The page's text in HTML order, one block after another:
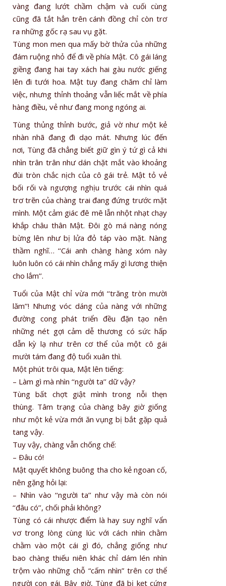
vàng đang lướt chầm chậm và cuối cùng
cũng đã tắt hẳn trên cánh đồng chỉ còn trơ
ra những gốc rạ sau vụ gặt.
Tùng mon men qua mấy bờ thửa của những
đám ruộng nhỏ để đi về phía Mật. Cô gái láng
giềng đang hai tay xách hai gàu nước giếng
lên đi tưới hoa. Mật tuy đang chăm chỉ làm
việc, nhưng thỉnh thoảng vẫn liếc mắt về phía
hàng điều, vẻ như đang mong ngóng ai.
Tùng thủng thỉnh bước, giả vờ như một kẻ
nhàn nhã đang đi dạo mát. Nhưng lúc đến
nơi, Tùng đã chẳng biết giữ gìn ý tứ gì cả khi
nhìn trân trân như dán chặt mắt vào khoảng
đùi tròn chắc nịch của cô gái trẻ. Mật tỏ vẻ
bối rối và ngượng nghịu trước cái nhìn quá
trơ trẽn của chàng trai đang đứng trước mặt
mình. Một cảm giác đê mê lẫn nhột nhạt chạy
khắp châu thân Mật. Đôi gò má nàng nóng
bừng lên như bị lửa đỏ táp vào mặt. Nàng
thầm nghĩ… ‘‘Cái anh chàng hàng xóm này
luôn luôn có cái nhìn chẳng mấy gì lương thiện
cho lắm’’.
Tuổi của Mật chỉ vừa mới ‘‘trăng tròn mười
lăm’’! Nhưng vóc dáng của nàng với những
đường cong phát triển đều đặn tạo nên
những nét gợi cảm dễ thương có sức hấp
dẫn kỳ lạ như trên cơ thể của một cô gái
mười tám đang độ tuổi xuân thì.
Một phút trôi qua, Mật lên tiếng:
– Làm gì mà nhìn ‘‘người ta’’ dữ vậy?
Tùng bất chợt giật mình trong nỗi thẹn
thùng. Tâm trạng của chàng bây giờ giống
như một kẻ vừa mới ăn vụng bị bắt gặp quả
tang vậy.
Tuy vậy, chàng vẫn chống chế:
– Ðâu có!
Mật quyết không buông tha cho kẻ ngoan cố,
nên gặng hỏi lại:
– Nhìn vào ‘‘người ta’’ như vậy mà còn nói
‘‘đâu có’’, chối phải không?
Tùng có cái nhược điểm là hay suy nghĩ vẩn
vơ trong lòng cùng lúc với cách nhìn chằm
chằm vào một cái gì đó, chẳng giống như
bao chàng thiếu niên khác chỉ dám lén nhìn
trộm vào những chỗ “cấm nhìn” trên cơ thể
người con gái. Bây giờ, Tùng đã bị kẹt cứng